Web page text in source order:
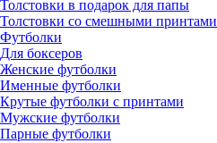
Толстовки в подарок для папы
Толстовки со смешными принтами
Футболки
Для боксеров
Женские футболки
Именные футболки
Крутые футболки с принтами
Мужские футболки
Парные футболки